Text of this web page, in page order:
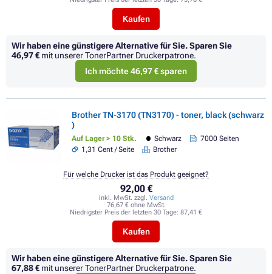
Kaufen
Wir haben eine günstigere Alternative für Sie.Sparen Sie
46,97 € mit unserer TonerPartner Druckerpatrone.
Ich möchte 46,97 € sparen
Brother TN-3170 (TN3170) - toner, black (schwarz
)
Auf Lager > 10 Stk. Schwarz
7000 Seiten
1,31 Cent / Seite
Brother
92,00 €
inkl. MwSt. zzgl. Versand
76,67 € ohne MwSt.
Niedrigster Preis der letzten 30 Tage: 87,41 €
Kaufen
Für welche Drucker ist das Produkt geeignet?
Wir haben eine günstigere Alternative für Sie.Sparen Sie
67,88 € mit unserer TonerPartner Druckerpatrone.